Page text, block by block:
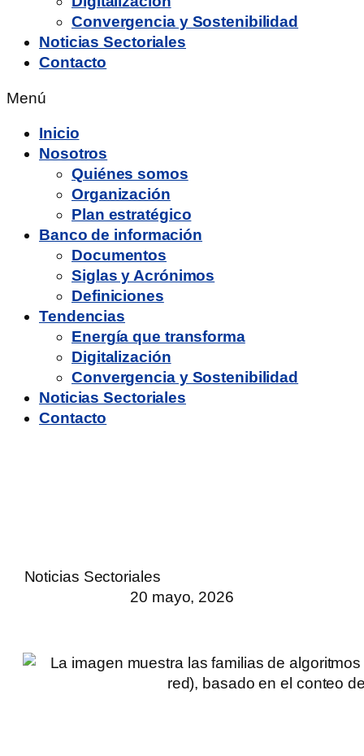
Convergencia y Sostenibilidad
Noticias Sectoriales
Contacto
Menú
Inicio
Nosotros
Quiénes somos
Organización
Plan estratégico
Banco de información
Documentos
Siglas y Acrónimos
Definiciones
Tendencias
Energía que transforma
Digitalización
Convergencia y Sostenibilidad
Noticias Sectoriales
Contacto
Noticias Sectoriales
20 mayo, 2026